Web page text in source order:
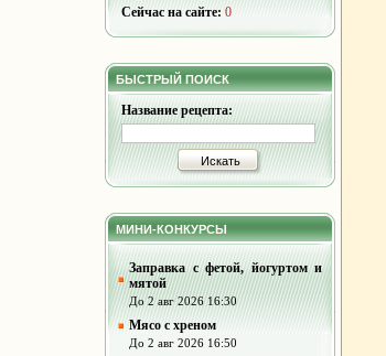
Сейчас на сайте: 0
БЫСТРЫЙ ПОИСК
Название рецепта:
Искать
МИНИ-КОНКУРСЫ
Заправка с фетой, йогуртом и
мятой
До 2 авг 2026 16:30
Мясо с хреном
До 2 авг 2026 16:50